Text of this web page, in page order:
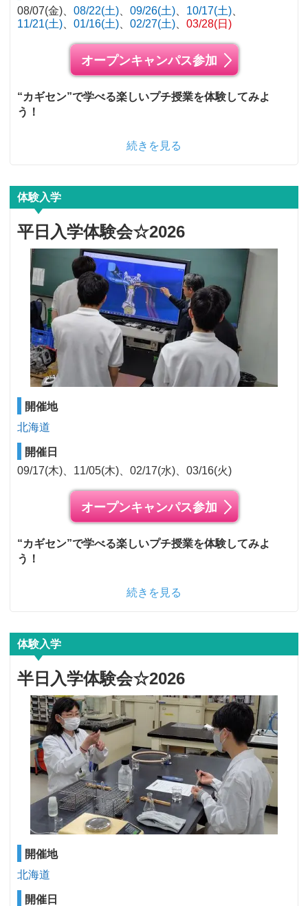
08/07(金)
08/22(土) 09/26(土)
10/17(土)
11/21(土)
01/16(土) 02/27(土) 03/28(日)
オープンキャンパス参加
“カギセン”で学べる楽しいプチ授業を体験してみよ
う！
続きを見る
体験入学
平日入学体験会☆2026
開催地
北海道
開催日
09/17(木)
11/05(木) 02/17(水) 03/16(火)
オープンキャンパス参加
“カギセン”で学べる楽しいプチ授業を体験してみよ
う！
続きを見る
体験入学
半日入学体験会☆2026
開催地
北海道
開催日